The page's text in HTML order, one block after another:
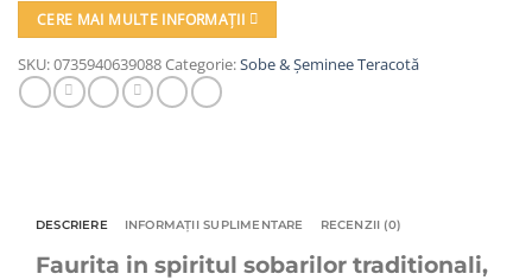
CERE MAI MULTE INFORMAȚII
SKU:0735940639088Categorie:Sobe & Șeminee Teracotă
DESCRIERE INFORMAȚII SUPLIMENTARE RECENZII (0)
Faurita in spiritul sobarilor traditionali,